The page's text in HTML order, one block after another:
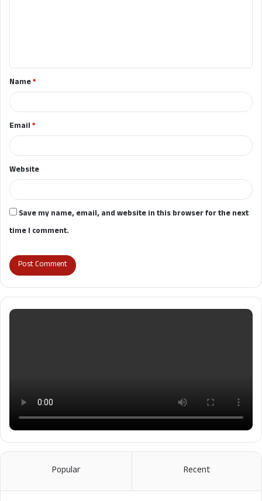
t
*Name*
Email*
Website
Save my name, email, and website in this browser for the next
time I comment.
Popular Recent